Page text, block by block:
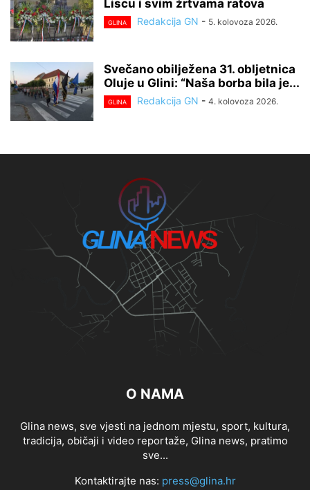
Liscu i svim žrtvama ratova
GLINA Redakcija GN - 5. kolovoza 2026.
Svečano obilježena 31. obljetnica
Oluje u Glini: “Naša borba bila je...
GLINA Redakcija GN - 4. kolovoza 2026.
O NAMA
Glina news, sve vjesti na jednom mjestu, sport, kultura,
tradicija, običaji i video reportaže, Glina news, pratimo
sve...
Kontaktirajte nas: press@glina.hr